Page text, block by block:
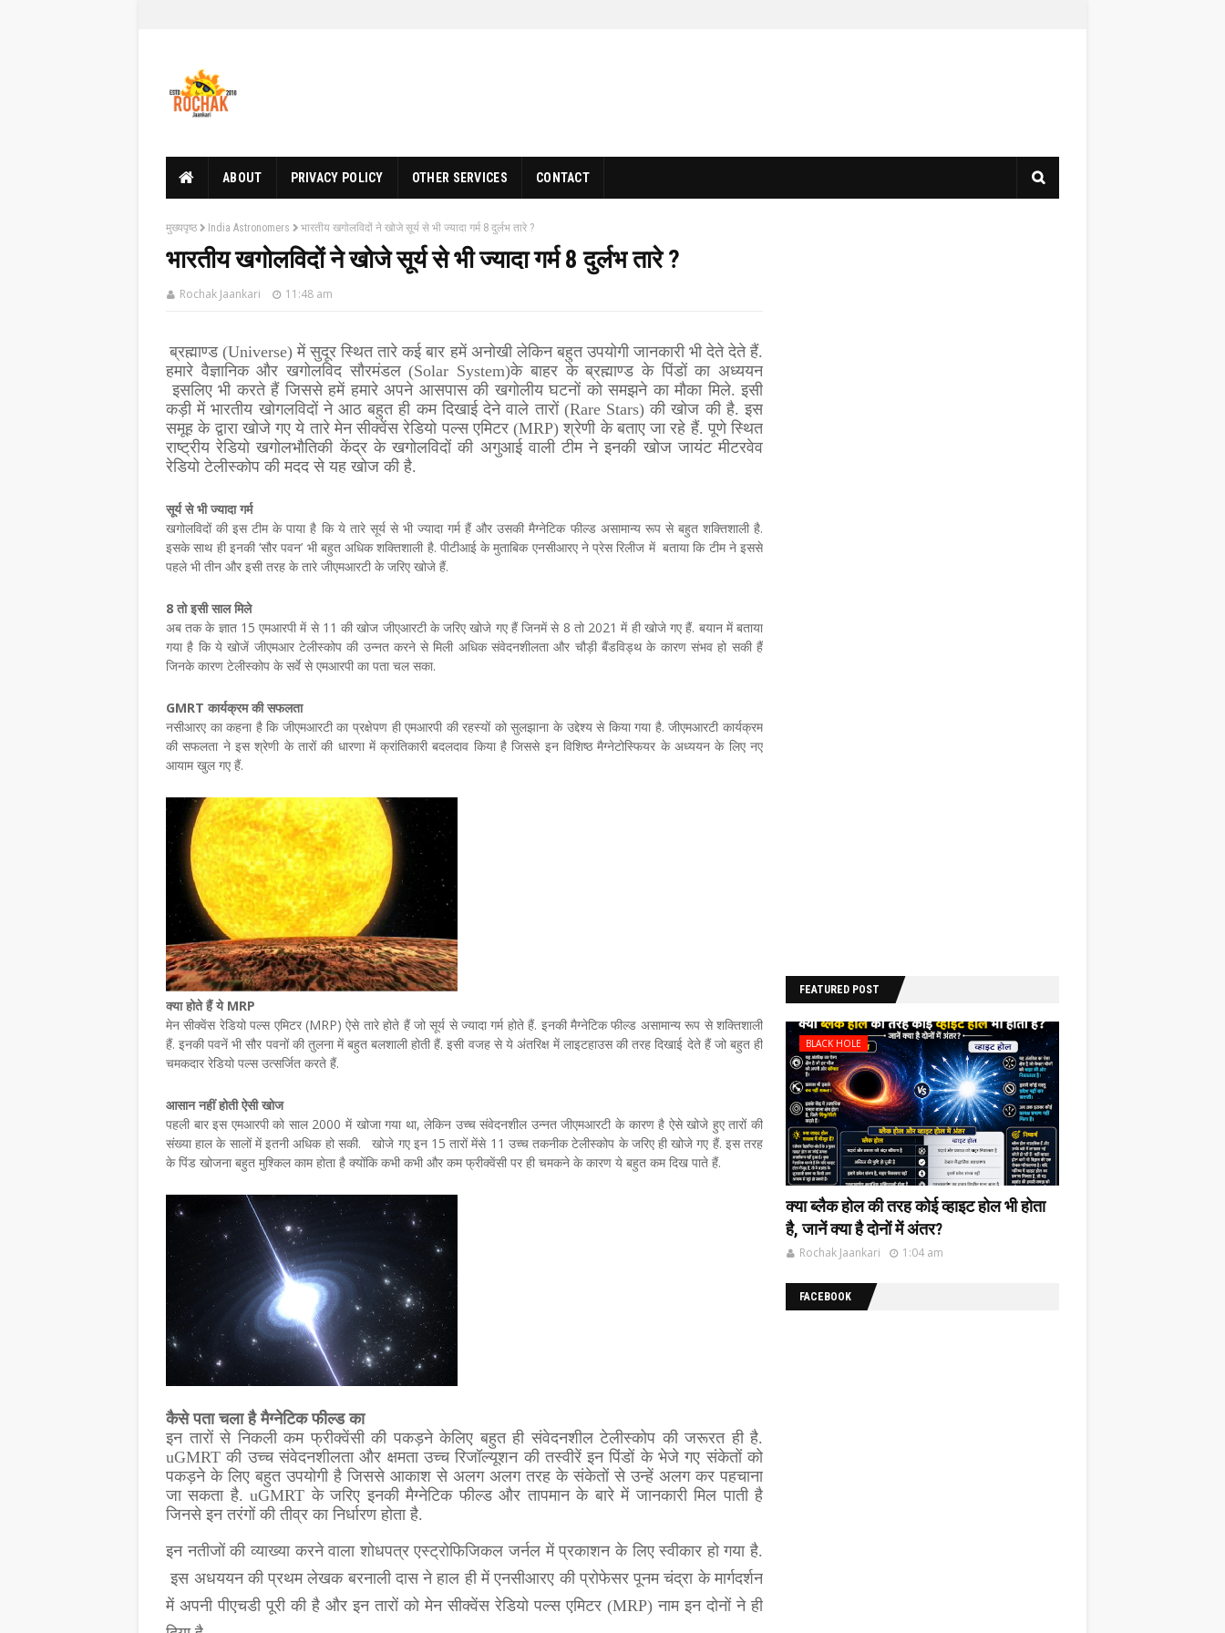
ABOUT PRIVACY POLICY OTHER SERVICES CONTACT
मुख्यपृष्ठ India Astronomers भारतीय खगोलविदों ने खोजे सूर्य से भी ज्यादा गर्म 8 दुर्लभ तारे ?
भारतीय खगोलविदों ने खोजे सूर्य से भी ज्यादा गर्म 8 दुर्लभ तारे ?
Rochak Jaankari 11:48 am
ब्रह्माण्ड (Universe) में सुदूर स्थित तारे कई बार हमें अनोखी लेकिन बहुत उपयोगी जानकारी भी देते देते हैं.
हमारे वैज्ञानिक और खगोलविद सौरमंडल (Solar System)के बाहर के ब्रह्माण्ड के पिंडों का अध्ययन
इसलिए भी करते हैं जिससे हमें हमारे अपने आसपास की खगोलीय घटनों को समझने का मौका मिले. इसी
कड़ी में भारतीय खोगलविदों ने आठ बहुत ही कम दिखाई देने वाले तारों (Rare Stars) की खोज की है. इस
समूह के द्वारा खोजे गए ये तारे मेन सीक्वेंस रेडियो पल्स एमिटर (MRP) श्रेणी के बताए जा रहे हैं. पूणे स्थित
राष्ट्रीय रेडियो खगोलभौतिकी केंद्र के खगोलविदों की अगुआई वाली टीम ने इनकी खोज जायंट मीटरवेव
रेडियो टेलीस्कोप की मदद से यह खोज की है.
सूर्य से भी ज्यादा गर्म
खगोलविदों की इस टीम के पाया है कि ये तारे सूर्य से भी ज्यादा गर्म हैं और उसकी मैग्नेटिक फील्ड असामान्य रूप से बहुत शक्तिशाली है.
इसके साथ ही इनकी ‘सौर पवन’ भी बहुत अधिक शक्तिशाली है. पीटीआई के मुताबिक एनसीआरए ने प्रेस रिलीज में बताया कि टीम ने इससे
पहले भी तीन और इसी तरह के तारे जीएमआरटी के जरिए खोजे हैं.
8 तो इसी साल मिले
अब तक के ज्ञात 15 एमआरपी में से 11 की खोज जीएआरटी के जरिए खोजे गए हैं जिनमें से 8 तो 2021 में ही खोजे गए हैं. बयान में बताया
गया है कि ये खोजें जीएमआर टेलीस्कोप की उन्नत करने से मिली अधिक संवेदनशीलता और चौड़ी बैंडविड्थ के कारण संभव हो सकी हैं
जिनके कारण टेलीस्कोप के सर्वे से एमआरपी का पता चल सका.
GMRT कार्यक्रम की सफलता
नसीआरए का कहना है कि जीएमआरटी का प्रक्षेपण ही एमआरपी की रहस्यों को सुलझाना के उद्देश्य से किया गया है. जीएमआरटी कार्यक्रम
की सफलता ने इस श्रेणी के तारों की धारणा में क्रांतिकारी बदलदाव किया है जिससे इन विशिष्ठ मैग्नेटोस्फियर के अध्ययन के लिए नए
आयाम खुल गए हैं.
क्या होते हैं ये MRP
मेन सीक्वेंस रेडियो पल्स एमिटर (MRP) ऐसे तारे होते हैं जो सूर्य से ज्यादा गर्म होते हैं. इनकी मैग्नेटिक फील्ड असामान्य रूप से शक्तिशाली
हैं. इनकी पवनें भी सौर पवनों की तुलना में बहुत बलशाली होती हैं. इसी वजह से ये अंतरिक्ष में लाइटहाउस की तरह दिखाई देते हैं जो बहुत ही
चमकदार रेडियो पल्स उत्सर्जित करते हैं.
आसान नहीं होती ऐसी खोज
पहली बार इस एमआरपी को साल 2000 में खोजा गया था, लेकिन उच्च संवेदनशील उन्नत जीएमआरटी के कारण है ऐसे खोजे हुए तारों की
संख्या हाल के सालों में इतनी अधिक हो सकी. खोजे गए इन 15 तारों मेंसे 11 उच्च तकनीक टेलीस्कोप के जरिए ही खोजे गए हैं. इस तरह
के पिंड खोजना बहुत मुश्किल काम होता है क्योंकि कभी कभी और कम फ्रीक्वेंसी पर ही चमकने के कारण ये बहुत कम दिख पाते हैं.
कैसे पता चला है मैग्नेटिक फील्ड का
इन तारों से निकली कम फ्रीक्वेंसी की पकड़ने केलिए बहुत ही संवेदनशील टेलीस्कोप की जरूरत ही है.
uGMRT की उच्च संवेदनशीलता और क्षमता उच्च रिजॉल्यूशन की तस्वीरें इन पिंडों के भेजे गए संकेतों को
पकड़ने के लिए बहुत उपयोगी है जिससे आकाश से अलग अलग तरह के संकेतों से उन्हें अलग कर पहचाना
जा सकता है. uGMRT के जरिए इनकी मैग्नेटिक फील्ड और तापमान के बारे में जानकारी मिल पाती है
जिनसे इन तरंगों की तीव्र का निर्धारण होता है.
इन नतीजों की व्याख्या करने वाला शोधपत्र एस्ट्रोफिजिकल जर्नल में प्रकाशन के लिए स्वीकार हो गया है.
इस अधययन की प्रथम लेखक बरनाली दास ने हाल ही में एनसीआरए की प्रोफेसर पूनम चंद्रा के मार्गदर्शन
में अपनी पीएचडी पूरी की है और इन तारों को मेन सीक्वेंस रेडियो पल्स एमिटर (MRP) नाम इन दोनों ने ही
FEATURED POST
BLACK HOLE
क्या ब्लैक होल की‌ तरह कोई व्हाइट होल भी‌ होता
है, जानें क्या है दोनों में अंतर?
Rochak Jaankari 1:04 am
FACEBOOK